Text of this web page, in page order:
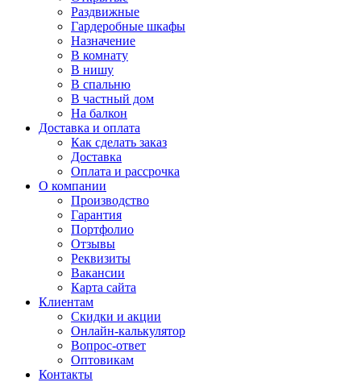
Раздвижные
Гардеробные шкафы
Назначение
В комнату
В нишу
В спальню
В частный дом
На балкон
Доставка и оплата
Как сделать заказ
Доставка
Оплата и рассрочка
О компании
Производство
Гарантия
Портфолио
Отзывы
Реквизиты
Вакансии
Карта сайта
Клиентам
Скидки и акции
Онлайн-калькулятор
Вопрос-ответ
Оптовикам
Контакты